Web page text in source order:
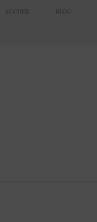
ACCUEIL BLOG